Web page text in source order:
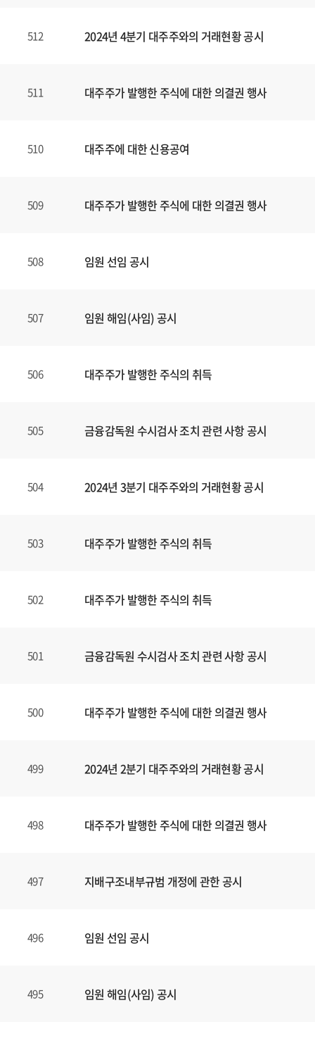
512 2024년 4분기 대주주와의 거래현황 공시
511 대주주가 발행한 주식에 대한 의결권 행사
510 대주주에 대한 신용공여
509 대주주가 발행한 주식에 대한 의결권 행사
508 임원 선임 공시
507 임원 해임(사임) 공시
506 대주주가 발행한 주식의 취득
505 금융감독원 수시검사 조치 관련 사항 공시
504 2024년 3분기 대주주와의 거래현황 공시
503 대주주가 발행한 주식의 취득
502 대주주가 발행한 주식의 취득
501 금융감독원 수시검사 조치 관련 사항 공시
500 대주주가 발행한 주식에 대한 의결권 행사
499 2024년 2분기 대주주와의 거래현황 공시
498 대주주가 발행한 주식에 대한 의결권 행사
497 지배구조내부규범 개정에 관한 공시
496 임원 선임 공시
495 임원 해임(사임) 공시